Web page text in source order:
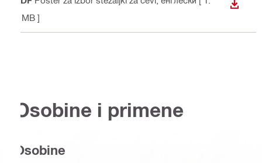
4 MB ]
Osobine i primene
Osobine